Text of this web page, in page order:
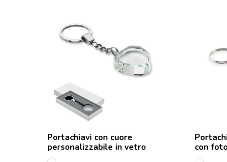
Portachiavi con cuore
personalizzabile in vetro
con